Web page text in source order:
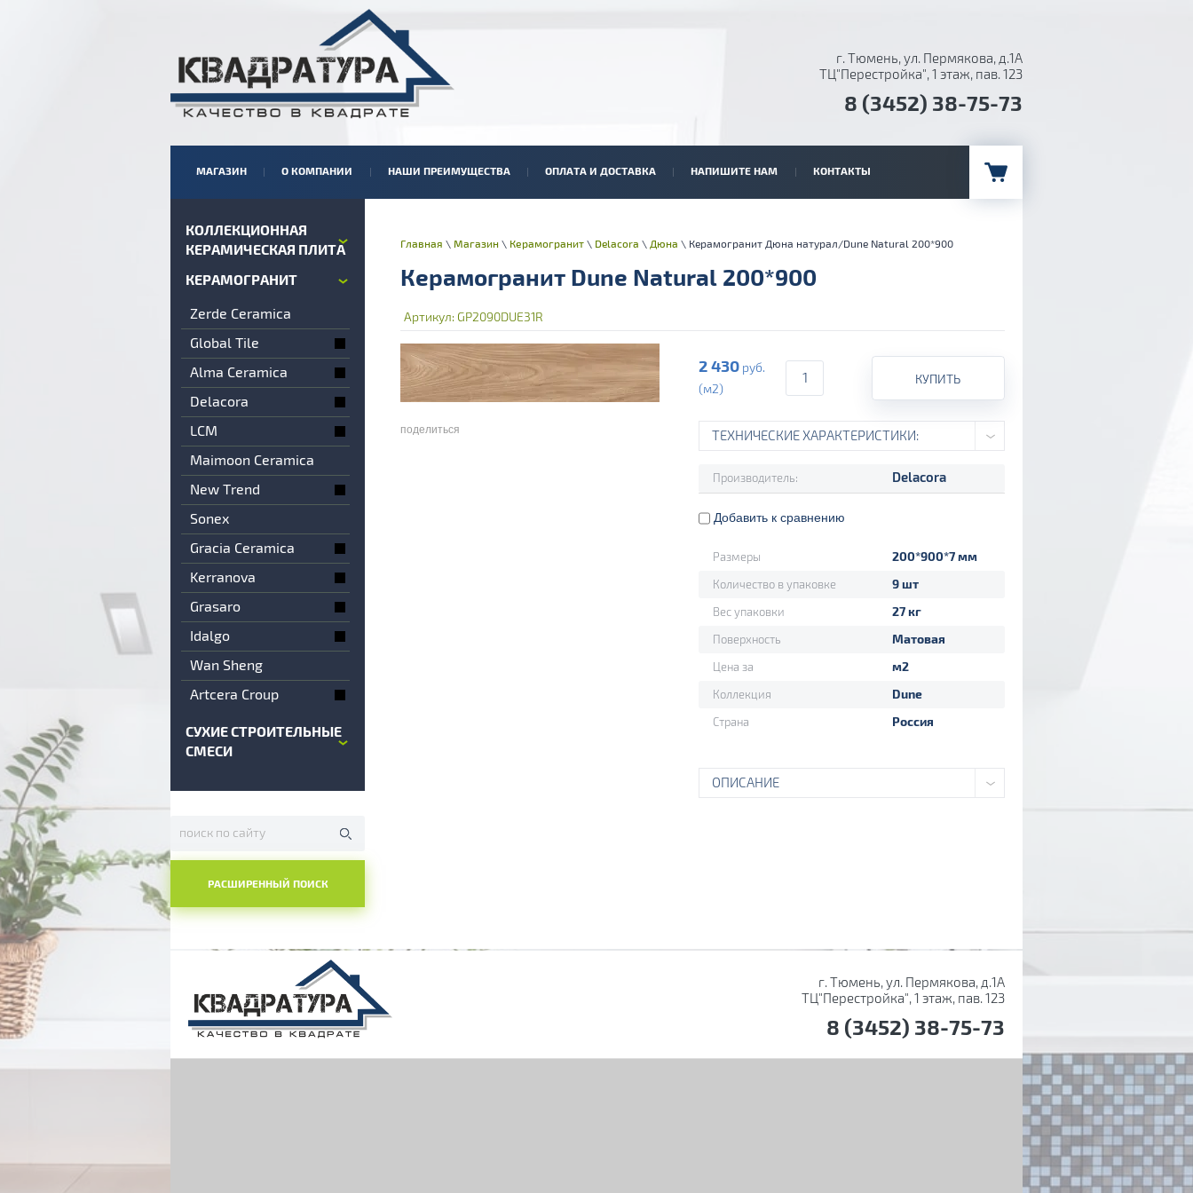
г. Тюмень, ул. Пермякова, д.1А
ТЦ"Перестройка", 1 этаж, пав. 123
8 (3452) 38-75-73
МАГАЗИН О КОМПАНИИ НАШИ ПРЕИМУЩЕСТВА ОПЛАТА И ДОСТАВКА НАПИШИТЕ НАМ КОНТАКТЫ
КОЛЛЕКЦИОННАЯ
КЕРАМИЧЕСКАЯ ПЛИТА
КЕРАМОГРАНИТ
Zerde Ceramica
Global Tile
Alma Ceramica
Delacora
LCM
Maimoon Ceramica
New Trend
Sonex
Gracia Ceramica
Kerranova
Grasaro
Idalgo
Wan Sheng
Artcera Croup
СУХИЕ СТРОИТЕЛЬНЫЕ
СМЕСИ
РАСШИРЕННЫЙ ПОИСК
Главная \Магазин \ Керамогранит \ Delacora \Дюна \ Керамогранит Дюна натурал/Dune Natural 200*900
Керамогранит Dune Natural 200*900
Артикул: GP2090DUE31R
поделиться
2 430 руб.
(м2)
КУПИТЬ
ТЕХНИЧЕСКИЕ ХАРАКТЕРИСТИКИ:
Производитель: Delacora
Добавить к сравнению
Размеры 200*900*7 мм
Количество в упаковке 9 шт
Вес упаковки 27 кг
Поверхность Матовая
Цена за м2
Коллекция Dune
Страна Россия
ОПИСАНИЕ
г. Тюмень, ул. Пермякова, д.1А
ТЦ"Перестройка", 1 этаж, пав. 123
8 (3452) 38-75-73